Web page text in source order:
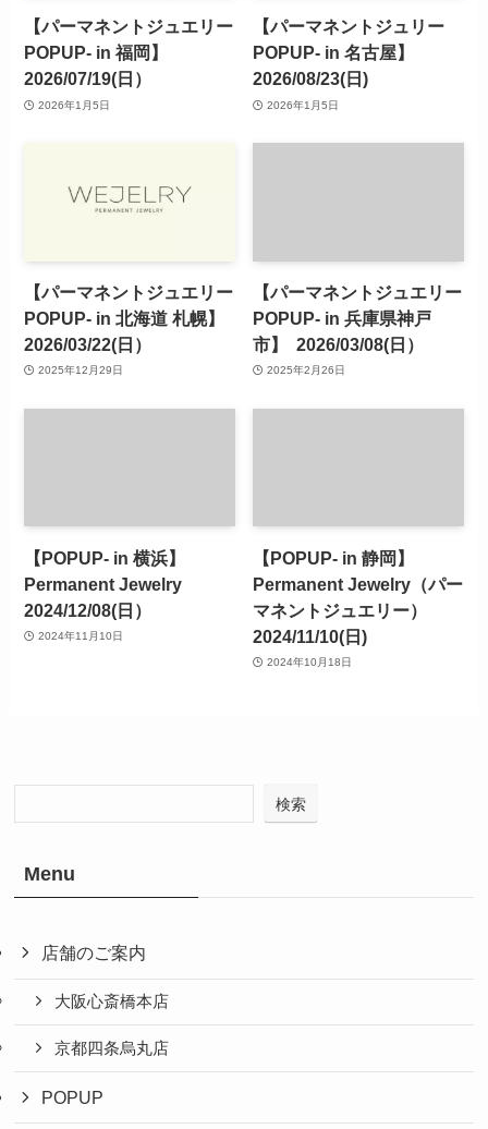
【パーマネントジュエリー
POPUP- in 福岡】
2026/07/19(日）
2026年1月5日
【パーマネントジュリー
POPUP- in 名古屋】
2026/08/23(日)
2026年1月5日
【パーマネントジュエリー
POPUP- in 北海道 札幌】
2026/03/22(日）
2025年12月29日
【パーマネントジュエリー
POPUP- in 兵庫県神戸
市】 2026/03/08(日）
2025年2月26日
【POPUP- in 横浜】
Permanent Jewelry
2024/12/08(日）
2024年11月10日
【POPUP- in 静岡】
Permanent Jewelry（パー
マネントジュエリー）
2024/11/10(日)
2024年10月18日
検索
Menu
店舗のご案内
大阪心斎橋本店
京都四条烏丸店
POPUP